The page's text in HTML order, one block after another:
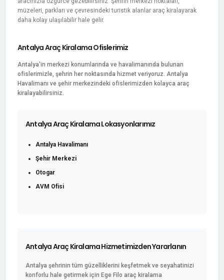
müzeleri, parkları ve çevresindeki turistik alanlar araç kiralayarak
daha kolay ulaşılabilir hale gelir.
Antalya Araç Kiralama Ofislerimiz
Antalya'in merkezi konumlarında ve havalimanında bulunan
ofislerimizle, şehrin her noktasında hizmet veriyoruz. Antalya
Havalimanı ve şehir merkezindeki ofislerimizden kolayca araç
kiralayabilirsiniz.
Antalya Araç Kiralama Lokasyonlarımız
Antalya Havalimanı
Şehir Merkezi
Otogar
AVM Ofisi
Antalya Araç Kiralama Hizmetimizden Yararlanın
Antalya şehrinin tüm güzelliklerini keşfetmek ve seyahatinizi
konforlu hale getirmek için Ege Filo araç kiralama